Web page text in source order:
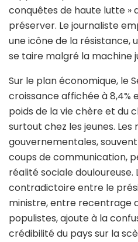
conquêtes de haute lutte »
préserver. Le journaliste
une icône de la résistance,
se taire malgré la machine
Sur le plan économique, le
croissance affichée à 8,4%
poids de la vie chère et du
surtout chez les jeunes. Les
gouvernementales,
coups de communication,
réalité sociale douloureuse.
contradictoire entre le
ministre, entre recentrage
populistes, ajoute à la
crédibilité du pays sur la